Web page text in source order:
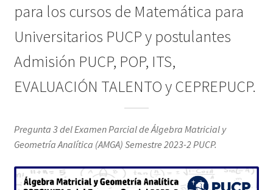
para los cursos de Matemática para
Universitarios PUCP y postulantes
Admisión PUCP, POP, ITS,
EVALUACIÓN TALENTO y CEPREPUCP.
Pregunta 3 del Examen Parcial de Álgebra Matricial y
Geometría Analítica (AMGA) Semestre 2023-2 PUCP.